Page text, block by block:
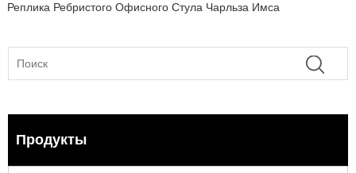
Реплика Ребристого Офисного Стула Чарльза Имса
Продукты